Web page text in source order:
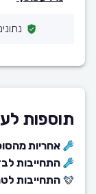
תוספות
אחריות מהסוכנות
התחייבות
התחייבות